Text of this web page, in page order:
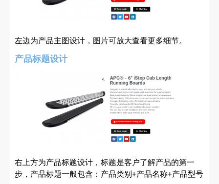
左边为产品主图设计，图片可放大查看更多细节。
产品标题设计
右上方为产品标题设计，标题是客户了解产品的第一
步，产品标题一般包含：产品类别+产品名称+产品型号